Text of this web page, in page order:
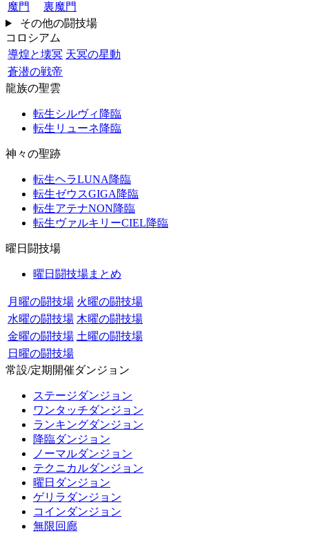
魔門
裏魔門
その他の闘技場
コロシアム
導煌と壊冥 天冥の星動
蒼潜の戦帝
龍族の聖雲
転生シルヴィ降臨
転生リューネ降臨
神々の聖跡
転生ヘラLUNA降臨
転生ゼウスGIGA降臨
転生アテナNON降臨
転生ヴァルキリーCIEL降臨
曜日闘技場
曜日闘技場まとめ
月曜の闘技場 火曜の闘技場
水曜の闘技場 木曜の闘技場
金曜の闘技場 土曜の闘技場
日曜の闘技場
常設/定期開催ダンジョン
ステージダンジョン
ワンタッチダンジョン
ランキングダンジョン
降臨ダンジョン
ノーマルダンジョン
テクニカルダンジョン
曜日ダンジョン
ゲリラダンジョン
コインダンジョン
無限回廊